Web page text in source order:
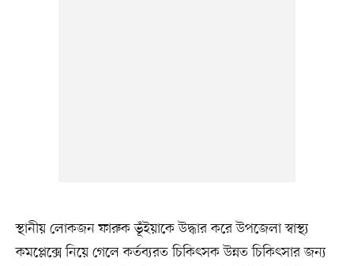
স্থানীয় লোকজন ফারুক ভূঁইয়াকে উদ্ধার করে উপজেলা স্বাস্থ্য
কমপ্লেক্সে নিয়ে গেলে কর্তব্যরত চিকিৎসক উন্নত চিকিৎসার জন্য